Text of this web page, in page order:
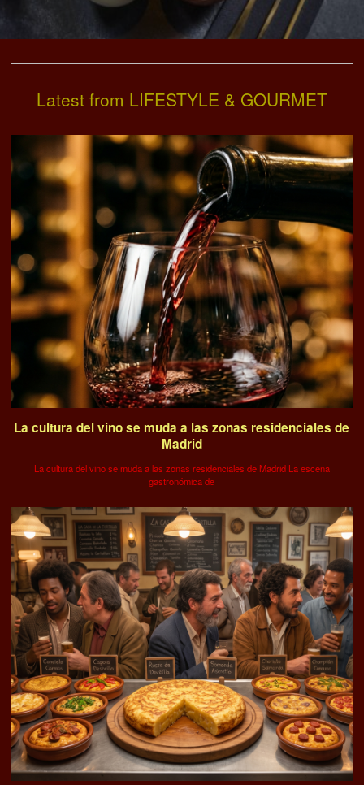
Latest from LIFESTYLE & GOURMET
La cultura del vino se muda a las zonas residenciales de
Madrid
La cultura del vino se muda a las zonas residenciales de Madrid La escena
gastronómica de